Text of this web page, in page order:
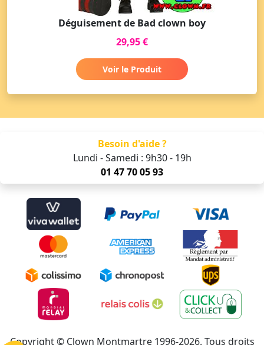
Déguisement de Bad clown boy
29,95 €
Voir le Produit
Besoin d'aide ?
Lundi - Samedi : 9h30 - 19h
01 47 70 05 93
Copyright © Clown Montmartre 1996-2026. Tous droits